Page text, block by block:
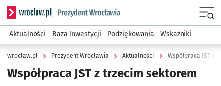
Serwis informacyjny wroclaw.pl podserwis: Prezydent
Aktualności Baza Inwestycji Podziękowania Wskaźniki
wroclaw.pl Prezydent Wrocławia Aktualności Współpraca JST z
Współpraca JST z trzecim sektorem